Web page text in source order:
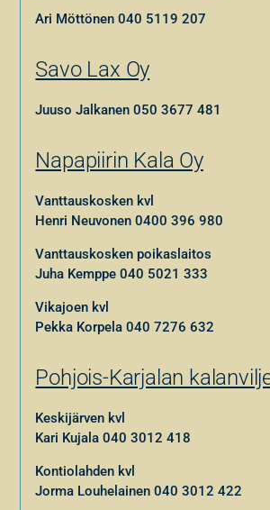
Ari Möttönen040 5119 207
Savo Lax Oy
Juuso Jalkanen050 3677 481
Napapiirin Kala Oy
Vanttauskosken kvl
Henri Neuvonen0400 396 980
Vanttauskosken poikaslaitos
Juha Kemppe040 5021 333
Vikajoen kvl
Pekka Korpela040 7276 632
Pohjois-Karjalan
Keskijärven kvl
Kari Kujala040 3012 418
Kontiolahden kvl
Jorma Louhelainen040 3012 422